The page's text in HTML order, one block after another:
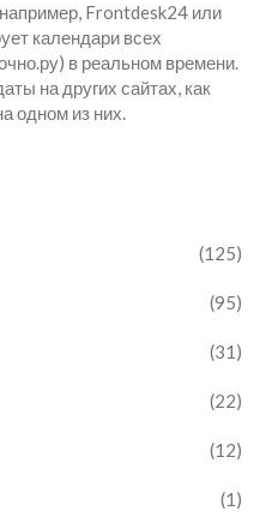
Frontdesk24 или
календари всех
в реальном времени.
на других сайтах, как
одном из них.
(125)
(95)
(31)
(22)
(12)
(1)